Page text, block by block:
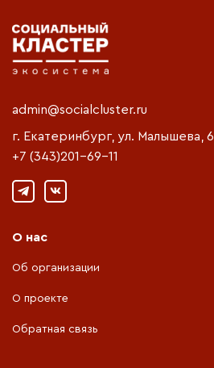
admin@socialcluster.ru
г. Екатеринбург, ул. Малышева, 6
+7 (343)201-69-11
О нас
Об организации
О проекте
Обратная связь